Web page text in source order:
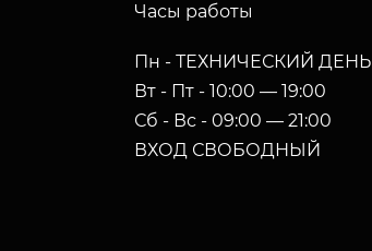
Часы работы
Пн - ТЕХНИЧЕСКИЙ ДЕНЬ
Вт - Пт - 10:00 — 19:00
Сб - Вс - 09:00 — 21:00
ВХОД СВОБОДНЫЙ